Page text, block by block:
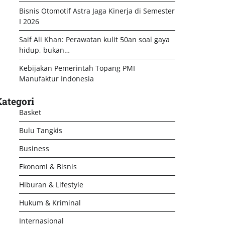
Bisnis Otomotif Astra Jaga Kinerja di Semester
I 2026
Saif Ali Khan: Perawatan kulit 50an soal gaya
hidup, bukan…
Kebijakan Pemerintah Topang PMI
Manufaktur Indonesia
Basket
Bulu Tangkis
Business
Ekonomi & Bisnis
Hiburan & Lifestyle
Hukum & Kriminal
Internasional